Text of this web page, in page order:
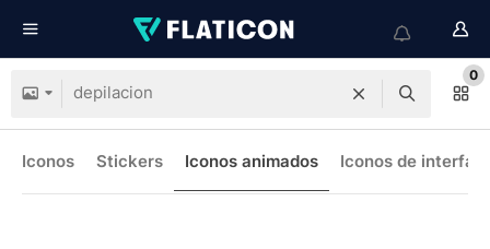
0
Iconos Stickers Iconos animados Iconos de interfaz